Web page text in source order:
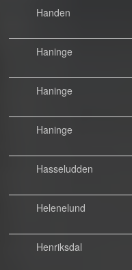
Handen
Haninge
Haninge
Haninge
Hasseludden
Helenelund
Henriksdal